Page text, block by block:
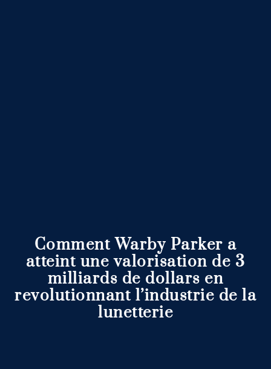
Comment Warby Parker a
atteint une valorisation de 3
milliards de dollars en
revolutionnant l’industrie de la
lunetterie